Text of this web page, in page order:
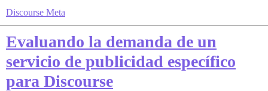
Discourse Meta
Evaluando la demanda de un
servicio de publicidad específico
para Discourse